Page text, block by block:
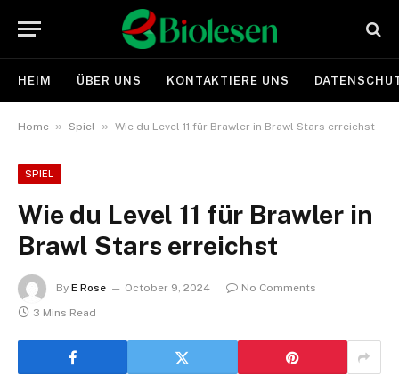
HEIM ÜBER UNS KONTAKTIERE UNS
Home » Spiel » Wie du Level 11 für Brawler in Brawl Stars erreichst
SPIEL
Wie du Level 11 für Brawler in
Brawl Stars erreichst
By E Rose October 9, 2024
No Comments
3 Mins Read